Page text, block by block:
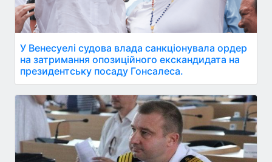
У Венесуелі судова влада санкціонувала ордер
на затримання опозиційного екскандидата на
президентську посаду Гонсалеса.